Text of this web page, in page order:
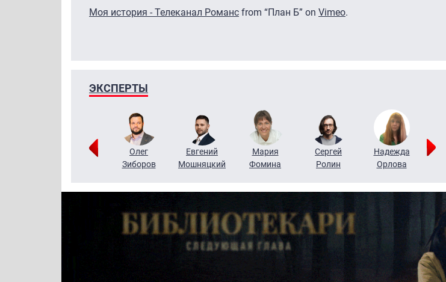
Моя история - Телеканал Романс from “План Б” on Vimeo.
ЭКСПЕРТЫ
Григорий
Олег
Зиборов
Евгений
Мошняцкий
Мария
Фомина
Сергей
Ролин
Надежда
Орлова